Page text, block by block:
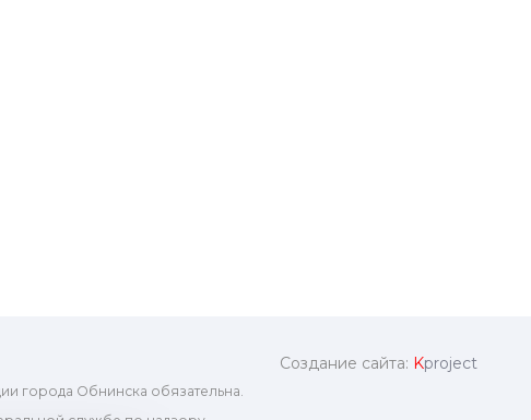
города Обнинска обязательна.
Создание сайта: Kproject